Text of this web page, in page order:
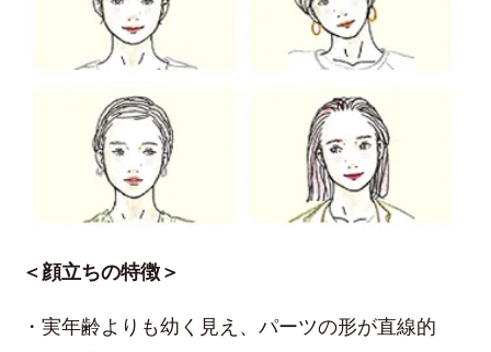
＜顔立ちの特徴＞
・実年齢よりも幼く見え、パーツの形が直線的